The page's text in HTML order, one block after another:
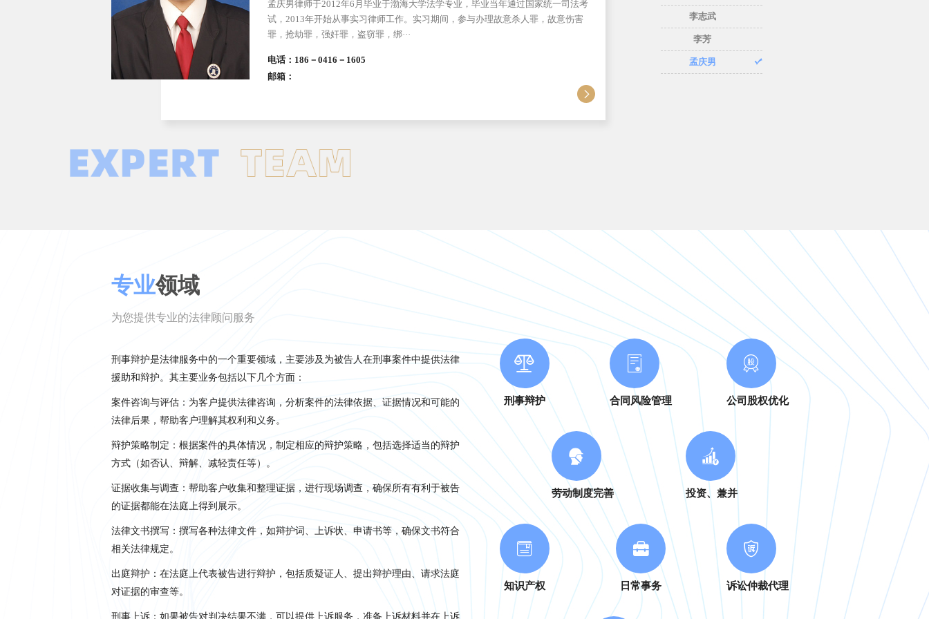
邢吉伟律师系辽宁吉伟律师事务所的创始人，系该所的主任律师。同时，他还担任
锦州市政协委员、锦州市纠风办监督员、中国致公党锦州市委员会社会服务委员会
副主任、锦州市律师协会副监···
电话：186-4063-1111
邮箱：1771566147@qq.com
李志武
李芳
孟庆男
专业领域
为您提供专业的法律顾问服务
刑事辩护是法律服务中的一个重要领域，主要涉及为被告人在刑事案件中提供法律
援助和辩护。其主要业务包括以下几个方面：
案件咨询与评估：为客户提供法律咨询，分析案件的法律依据、证据情况和可能的
法律后果，帮助客户理解其权利和义务。
辩护策略制定：根据案件的具体情况，制定相应的辩护策略，包括选择适当的辩护
方式（如否认、辩解、减轻责任等）。
证据收集与调查：帮助客户收集和整理证据，进行现场调查，确保所有有利于被告
的证据都能在法庭上得到展示。
法律文书撰写：撰写各种法律文件，如辩护词、上诉状、申请书等，确保文书符合
相关法律规定。
出庭辩护：在法庭上代表被告进行辩护，包括质疑证人、提出辩护理由、请求法庭
对证据的审查等。
刑事上诉：如果被告对判决结果不满，可以提供上诉服务，准备上诉材料并在上诉
刑事辩护 合同风险管理 公司股权优化
劳动制度完善 投资、兼并
知识产权 日常事务 诉讼仲裁代理